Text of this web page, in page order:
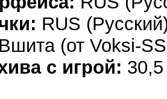
RUS
Вшита (от Voksi-
с игрой: